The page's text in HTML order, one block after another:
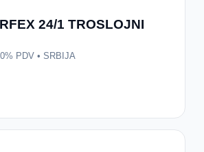
24/1 TROSLOJNI
PDV • SRBIJA